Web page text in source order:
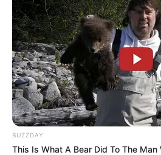
Погода
Ужгород
влажность:
давление:
BUZZDAY
This Is What A Bear Did To The Man